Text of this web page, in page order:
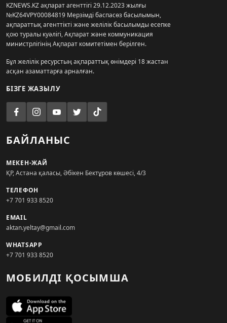
KZNEWS.KZ ақпарат агенттігі 29.12.2023 жылғы
№KZ64VPY00084819 Мерзімді баспасөз басылымын,
ақпараттық агенттікті және желілік басылымды есепке
қою туралы куәлігі, Ақпарат және коммуникация
министрлігінің Ақпарат комитетімен берілген.
Бұл желілік ресурстың ақпараттық өнімдері 18 жастан
асқан азаматтарға арналған.
БІЗГЕ ЖАЗЫЛУ
БАЙЛАНЫС
МЕКЕН-ЖАЙ
ҚР, Астана қаласы, Әбікен Бектұров көшесі, 4/3
ТЕЛЕФОН
+7 701 933 8520
EMAIL
aktan.yeltay@gmail.com
WHATSAPP
+7 701 933 8520
МОБИЛДІ ҚОСЫМША